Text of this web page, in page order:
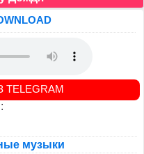
музыки